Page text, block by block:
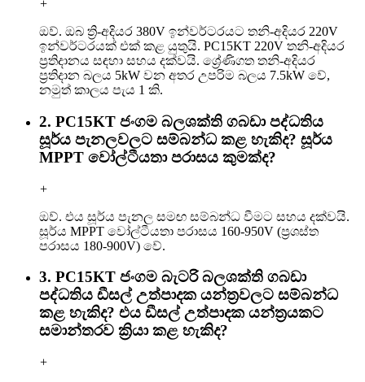
+
ඔව්. ඔබ ත්‍රි-අදියර 380V ඉන්වර්ටරයට තනි-අදියර 220V
ඉන්වර්ටරයක් ​​එක් කළ යුතුයි. PC15KT 220V තනි-අදියර
ප්‍රතිදානය සඳහා සහය දක්වයි. ශ්‍රේණිගත තනි-අදියර
ප්‍රතිදාන බලය 5kW වන අතර උපරිම බලය 7.5kW වේ,
නමුත් කාලය පැය 1 කි.
2. PC15KT ජංගම බලශක්ති ගබඩා පද්ධතිය
සූර්ය පැනලවලට සම්බන්ධ කළ හැකිද? සූර්ය
MPPT වෝල්ටීයතා පරාසය කුමක්ද?
+
ඔව්. එය සූර්ය පැනල සමඟ සම්බන්ධ වීමට සහය දක්වයි.
සූර්ය MPPT වෝල්ටීයතා පරාසය 160-950V (ප්‍රශස්ත
පරාසය 180-900V) වේ.
3. PC15KT ජංගම බැටරි බලශක්ති ගබඩා
පද්ධතිය ඩීසල් උත්පාදක යන්ත්‍රවලට සම්බන්ධ
කළ හැකිද? එය ඩීසල් උත්පාදක යන්ත්‍රයකට
සමාන්තරව ක්‍රියා කළ හැකිද?
+